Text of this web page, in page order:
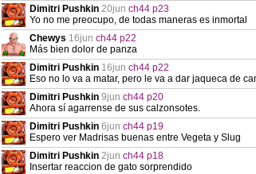
Dimitri Pushkin 20jun ch44 p23
Yo no me preocupo, de todas maneras es inmortal
Chewys 16jun ch44 p22
Más bien dolor de panza
Dimitri Pushkin 16jun ch44 p22
Eso no lo va a matar, pero le va a dar jaqueca de
Dimitri Pushkin 9jun ch44 p20
Ahora sí agarrense de sus calzonsotes.
Dimitri Pushkin 6jun ch44 p19
Espero ver Madrisas buenas entre Vegeta y Slug
Dimitri Pushkin 2jun ch44 p18
Insertar reaccion de gato sorprendido